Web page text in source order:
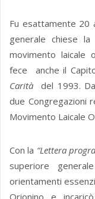
Fu esattamente 20
generale chiese
movimento laicale
fece anche il
Carità del 1993.
due Congregazioni
Movimento Laicale
Con la “Lettera
superiore
orientamenti